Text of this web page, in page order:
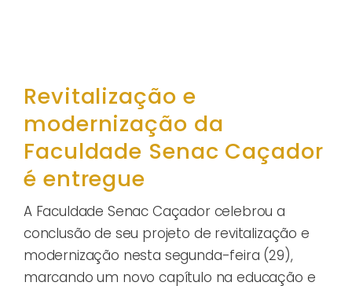
Revitalização e
modernização da
Faculdade Senac Caçador
é entregue
A Faculdade Senac Caçador celebrou a
conclusão de seu projeto de revitalização e
modernização nesta segunda-feira (29),
marcando um novo capítulo na educação e